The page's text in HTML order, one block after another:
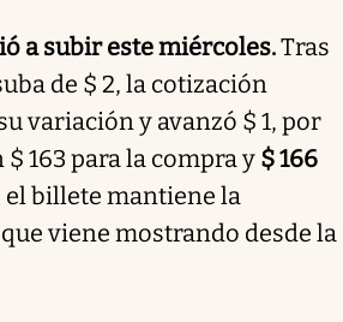
a subir este miércoles.Tras
de $ 2, la cotización
variación y avanzó $ 1, por
163 para la compra y $ 166
el billete mantiene la
viene mostrando desde la